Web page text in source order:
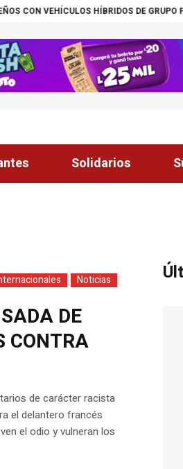
VEHÍCULOS HÍBRIDOS DE GRUPO FLORES
Solidarios
Noticias
DE
CONTRA
de carácter racista
el delantero francés
el odio y vulneran los